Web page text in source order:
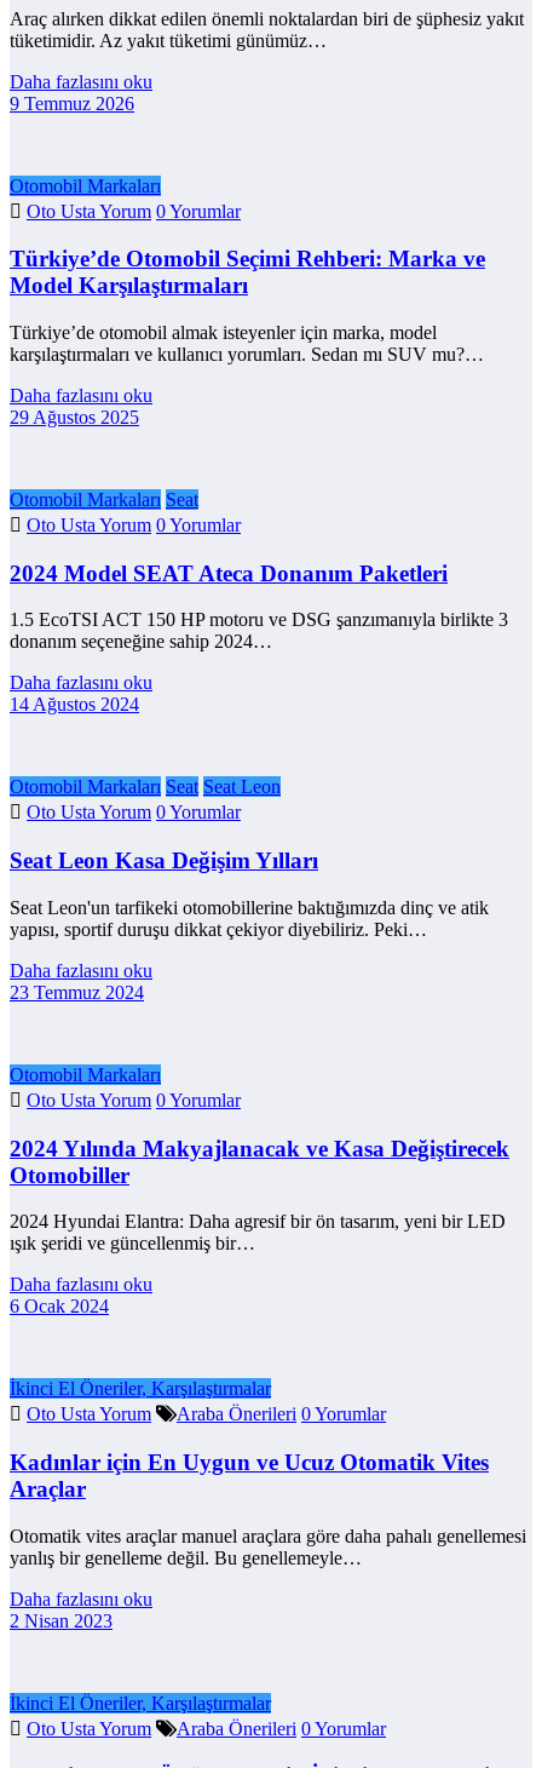
Araç alırken dikkat edilen önemli noktalardan biri de şüphesiz yakıt
tüketimidir. Az yakıt tüketimi günümüz…
Daha fazlasını oku
9 Temmuz 2026
Otomobil Markaları
Oto Usta Yorum 0 Yorumlar
Türkiye’de Otomobil Seçimi Rehberi: Marka ve
Model Karşılaştırmaları
Türkiye’de otomobil almak isteyenler için marka, model
karşılaştırmaları ve kullanıcı yorumları. Sedan mı SUV mu?…
Daha fazlasını oku
29 Ağustos 2025
Otomobil Markaları Seat
Oto Usta Yorum 0 Yorumlar
2024 Model SEAT Ateca Donanım Paketleri
1.5 EcoTSI ACT 150 HP motoru ve DSG şanzımanıyla birlikte 3
donanım seçeneğine sahip 2024…
Daha fazlasını oku
14 Ağustos 2024
Otomobil Markaları Seat Seat Leon
Oto Usta Yorum 0 Yorumlar
Seat Leon Kasa Değişim Yılları
Seat Leon'un tarfikeki otomobillerine baktığımızda dinç ve atik
yapısı, sportif duruşu dikkat çekiyor diyebiliriz. Peki…
Daha fazlasını oku
23 Temmuz 2024
Otomobil Markaları
Oto Usta Yorum 0 Yorumlar
2024 Yılında Makyajlanacak ve Kasa Değiştirecek
Otomobiller
2024 Hyundai Elantra: Daha agresif bir ön tasarım, yeni bir LED
ışık şeridi ve güncellenmiş bir…
Daha fazlasını oku
6 Ocak 2024
İkinci El Öneriler, Karşılaştırmalar
Oto Usta Yorum
Araba Önerileri 0 Yorumlar
Kadınlar için En Uygun ve Ucuz Otomatik Vites
Araçlar
Otomatik vites araçlar manuel araçlara göre daha pahalı genellemesi
yanlış bir genelleme değil. Bu genellemeyle…
Daha fazlasını oku
2 Nisan 2023
İkinci El Öneriler, Karşılaştırmalar
Oto Usta Yorum
Araba Önerileri 0 Yorumlar